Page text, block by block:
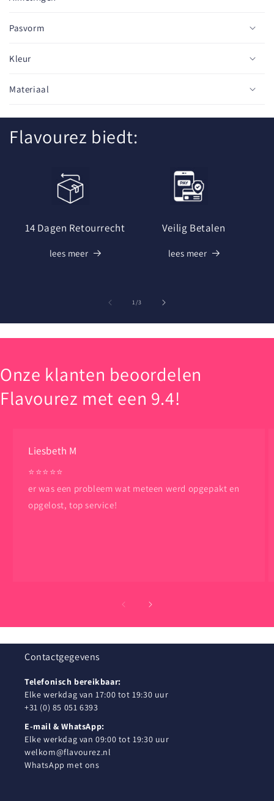
e
o
t
n
t
Pasvorm
Kleur
Materiaal
Flavourez biedt:
14 Dagen Retourrecht
lees meer
Veilig Betalen
lees meer
1/van
3
Onze klanten beoordelen
Flavourez met een 9.4!
Liesbeth M
⭐️⭐️⭐️⭐️⭐️
er was een probleem wat meteen werd opgepakt en
opgelost, top service!
Contactgegevens
Telefonisch bereikbaar:
Elke werkdag van 17:00 tot 19:30 uur
+31 (0) 85 051 6393
E-mail & WhatsApp:
Elke werkdag van 09:00 tot 19:30 uur
welkom@flavourez.nl
WhatsApp met ons